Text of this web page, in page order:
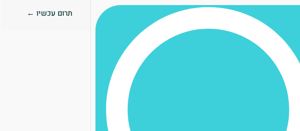
תרום עכשיו ←